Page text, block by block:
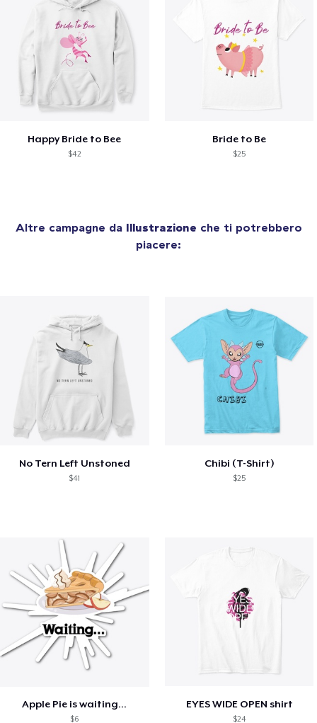
Happy Bride to Bee
$42
Bride to Be
$25
Altre campagne da Illustrazione che ti potrebbero
piacere:
No Tern Left Unstoned
$41
Chibi (T-Shirt)
$25
Apple Pie is waiting...
$6
EYES WIDE OPEN shirt
$24